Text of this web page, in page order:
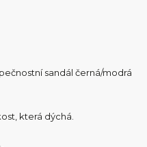
sandál černá/modrá
která dýchá.